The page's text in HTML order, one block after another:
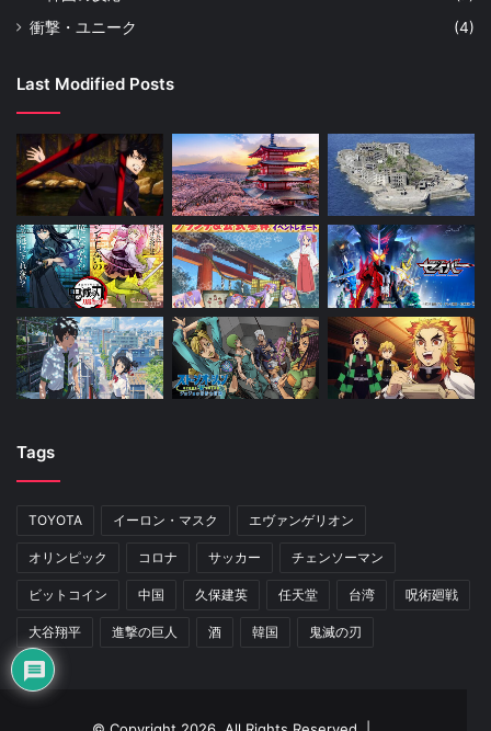
衝撃・ユニーク (4)
Last Modified Posts
Tags
TOYOTA イーロン・マスク エヴァンゲリオン
オリンピック コロナ サッカー チェンソーマン
ビットコイン 中国 久保建英 任天堂 台湾 呪術廻戦
大谷翔平 進撃の巨人 酒 韓国 鬼滅の刃